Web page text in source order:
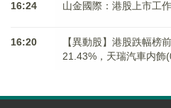
16:24 山金國際：港股上市工
16:20
【異動股】港股跌幅榜
21.43%，天瑞汽車内飾